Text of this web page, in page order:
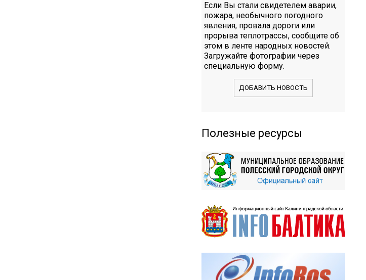
Если Вы стали свидетелем аварии,
пожара, необычного погодного
явления, провала дороги или
прорыва теплотрассы, сообщите об
этом в ленте народных новостей.
Загружайте фотографии через
специальную форму.
ДОБАВИТЬ НОВОСТЬ
Полезные ресурсы